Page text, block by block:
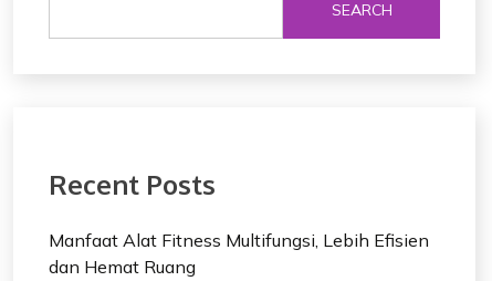
SEARCH
Recent Posts
Manfaat Alat Fitness Multifungsi, Lebih Efisien
dan Hemat Ruang